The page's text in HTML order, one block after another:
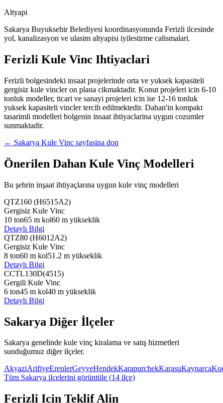
Altyapi
Sakarya Buyuksehir Belediyesi koordinasyonunda Ferizli ilcesinde
yol, kanalizasyon ve ulasim altyapisi iyilestirme calismalari.
Ferizli Kule Vinc Ihtiyaclari
Ferizli bolgesindeki insaat projelerinde orta ve yuksek kapasiteli
gergisiz kule vincler on plana cikmaktadir. Konut projeleri icin 6-10
tonluk modeller, ticari ve sanayi projeleri icin ise 12-16 tonluk
yuksek kapasiteli vincler tercih edilmektedir. Dahan'in kompakt
tasarimli modelleri bolgenin insaat ihtiyaclarina uygun cozumler
sunmaktadir.
← Sakarya Kule Vinc sayfasina don
Önerilen Dahan Kule Vinç Modelleri
Bu şehrin inşaat ihtiyaçlarına uygun kule vinç modelleri
QTZ160 (H6515A2)
Gergisiz Kule Vinc
10 ton65 m kol60 m yükseklik
Detaylı Bilgi
QTZ80 (H6012A2)
Gergisiz Kule Vinc
8 ton60 m kol51.2 m yükseklik
Detaylı Bilgi
CCTL130D(4515)
Gergili Kule Vinc
6 ton45 m kol40 m yükseklik
Detaylı Bilgi
Sakarya Diğer İlçeler
Sakarya genelinde kule vinç kiralama ve satış hizmetleri
sunduğumuz diğer ilçeler.
AkyaziArifiyeErenlerGeyveHendekKarapurchekKarasuKaynarca
Tüm Sakarya ilçelerini görüntüle (14 ilçe)
Ferizli Icin Teklif Alin